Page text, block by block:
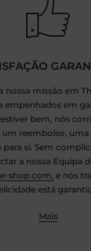
nossa missão em
em
bem, nós
um reembolso,
si. Sem
a nossa Equipa
shop.com, e nós
está
Mais